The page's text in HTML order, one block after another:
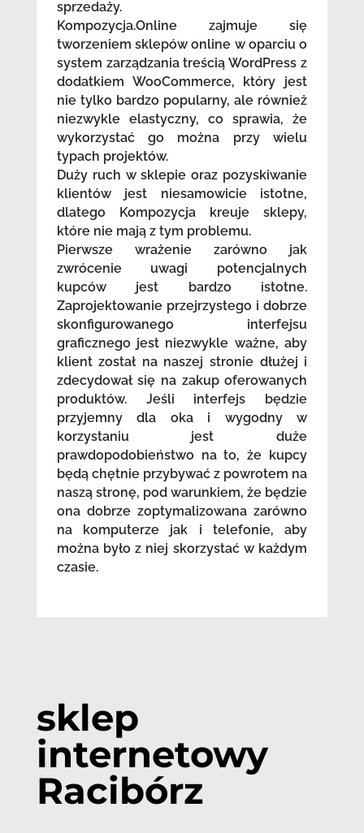
sprzedaży.
Kompozycja.Online zajmuje się
tworzeniem sklepów online w oparciu o
system zarządzania treścią WordPress z
dodatkiem WooCommerce, który jest
nie tylko bardzo popularny, ale również
niezwykle elastyczny, co sprawia, że
wykorzystać go można przy wielu
typach projektów.
Duży ruch w sklepie oraz pozyskiwanie
klientów jest niesamowicie istotne,
dlatego Kompozycja kreuje sklepy,
które nie mają z tym problemu.
Pierwsze wrażenie zarówno jak
zwrócenie uwagi potencjalnych
kupców jest bardzo istotne.
Zaprojektowanie przejrzystego i dobrze
skonfigurowanego interfejsu
graficznego jest niezwykle ważne, aby
klient został na naszej stronie dłużej i
zdecydował się na zakup oferowanych
produktów. Jeśli interfejs będzie
przyjemny dla oka i wygodny w
korzystaniu jest duże
prawdopodobieństwo na to, że kupcy
będą chętnie przybywać z powrotem na
naszą stronę, pod warunkiem, że będzie
ona dobrze zoptymalizowana zarówno
na komputerze jak i telefonie, aby
można było z niej skorzystać w każdym
czasie.
sklep
internetowy
Racibórz